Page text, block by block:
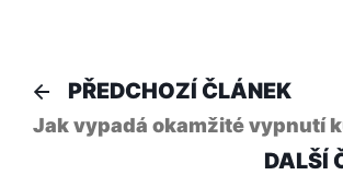
Navigace
pro
PŘEDCHOZÍ ČLÁNEK
Jak vypadá okamžité vypnutí
DALŠÍ